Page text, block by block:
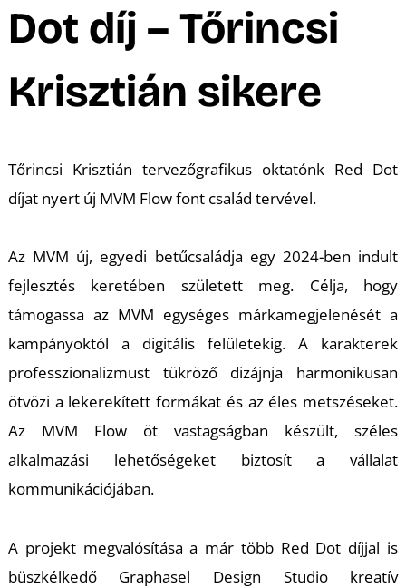
Dot díj – Tőrincsi
Krisztián sikere
Tőrincsi Krisztián tervezőgrafikus oktatónk Red Dot
díjat nyert új MVM Flow font család tervével.
Az MVM új, egyedi betűcsaládja egy 2024-ben indult
fejlesztés keretében született meg. Célja, hogy
támogassa az MVM egységes márkamegjelenését a
kampányoktól a digitális felületekig. A karakterek
professzionalizmust tükröző dizájnja harmonikusan
ötvözi a lekerekített formákat és az éles metszéseket.
Az MVM Flow öt vastagságban készült, széles
alkalmazási lehetőségeket biztosít a vállalat
kommunikációjában.
A projekt megvalósítása a már több Red Dot díjjal is
büszkélkedő Graphasel Design Studio kreatív